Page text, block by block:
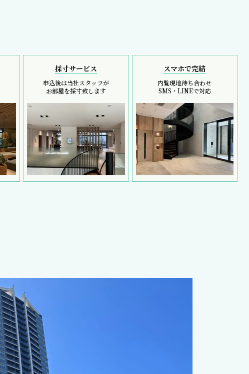
採寸サービス
申込後は当社スタッフが
お部屋を採寸致します
スマホで完結
内覧現地待ち合わせ
SMS・LINEで対応